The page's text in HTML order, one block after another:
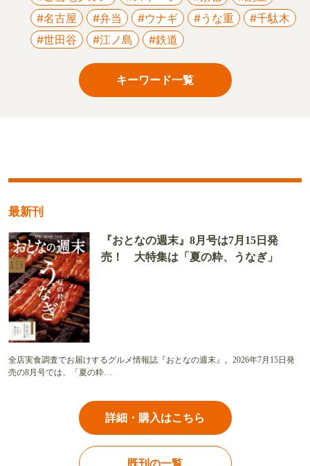
#名古屋
#弁当 #ウナギ #うな重
#千駄木
#世田谷
#江ノ島 #鉄道
キーワード一覧
最新刊
『おとなの週末』8月号は7月15日発
売！ 大特集は「夏の粋、うなぎ」
全店実食調査でお届けするグルメ情報誌『おとなの週末』。2026年7月15日発
売の8月号では、「夏の粋…
詳細・購入はこちら